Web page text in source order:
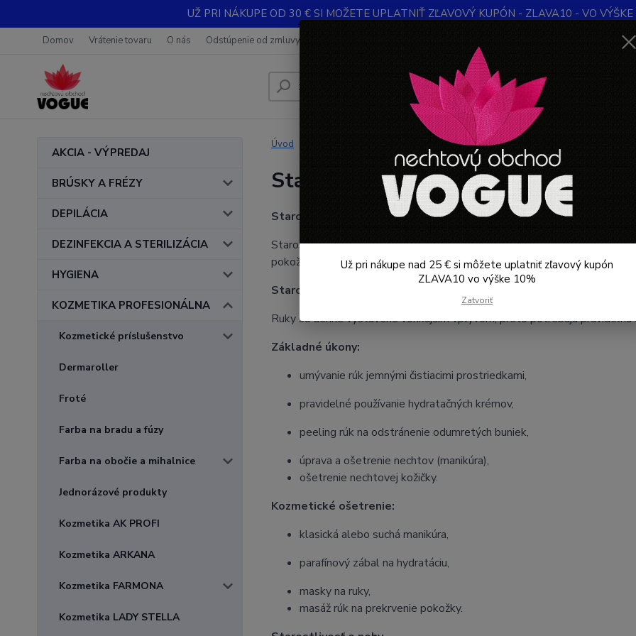
UŽ PRI NÁKUPE OD 30 € SI MOŽETE UPLATNIŤ ZĽAVOVÝ KUPÓN - ZLAVA10 - VO
Domov Vrátenie tovaru O nás Odstúpenie od zmluvy
Hľadať
AKCIA - VÝPREDAJ
BRÚSKY A FRÉZY
DEPILÁCIA
DEZINFEKCIA A STERILIZÁCIA
HYGIENA
KOZMETIKA PROFESIONÁLNA
Kozmetické príslušenstvo
Dermaroller
Froté
Farba na bradu a fúzy
Farba na obočie a mihalnice
Jednorázové produkty
Kozmetika AK PROFI
Kozmetika ARKANA
Kozmetika FARMONA
Kozmetika LADY STELLA
Úvod KOZMETIKA PROFESIONÁLNA Starostlivosť o ruky a nohy
Starostlivosť o ruky a nohy
Starostlivosť o ruky a nohy
Starostlivosť o ruky a nohy je dôležitou súčasťou osobnej hygieny a
pokožky, nechtov a predchádza rôznym problémom, ako je suchá
Starostlivosť o ruky
Ruky sú denne vystavené vonkajším vplyvom, preto potrebujú
Základné úkony:
umývanie rúk jemnými čistiacimi prostriedkami,
pravidelné používanie hydratačných krémov,
peeling rúk na odstránenie odumretých buniek,
úprava a ošetrenie nechtov (manikúra),
ošetrenie nechtovej kožičky.
Kozmetické ošetrenie:
klasická alebo suchá manikúra,
parafínový zábal na hydratáciu,
masky na ruky,
masáž rúk na prekrvenie pokožky.
Už pri nákupe nad 25 € si môžete uplatniť zľavový kupón
ZLAVA10 vo výške 10%
Zatvoriť